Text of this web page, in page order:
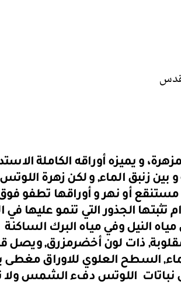
و يميزه أوراقه الكاملة
بين زنبق الماء, و لكن زهرة
مستنقع أو نهر و أوراقها تطفو
الجذور التي تنمو عليها في
النيل وفي مياه البرك الساكنة
ذات لون أخضرمزرق, ويصل
الماء, السطح العلوي للاوراق
نباتات اللوتس دفء الشمس ولا